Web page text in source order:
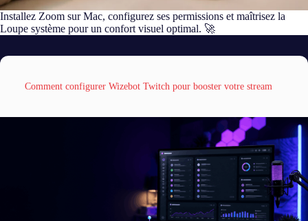
Installez Zoom sur Mac, configurez ses permissions et maîtrisez la
Loupe système pour un confort visuel optimal. 🚀
Comment configurer Wizebot Twitch pour booster votre stream